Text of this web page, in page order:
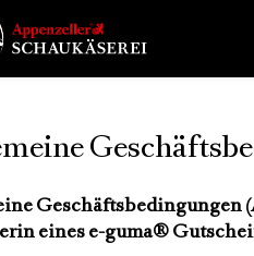
Geschäftsbedingungen
eines e-guma®